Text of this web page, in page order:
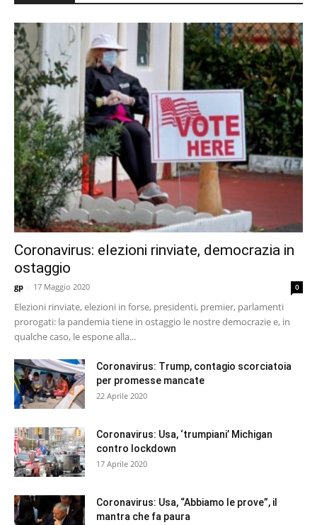
Coronavirus: elezioni rinviate, democrazia in
ostaggio
gp - 17 Maggio 2020 0
Elezioni rinviate, elezioni in forse, presidenti, premier, parlamenti
prorogati: la pandemia tiene in ostaggio le nostre democrazie e, in
qualche caso, le espone alla...
Coronavirus: Trump, contagio scorciatoia
per promesse mancate
22 Aprile 2020
Coronavirus: Usa, ‘trumpiani’ Michigan
contro lockdown
17 Aprile 2020
Coronavirus: Usa, “Abbiamo le prove”, il
mantra che fa paura